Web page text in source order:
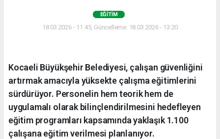
EĞITIM
18.03.2026 - 11:45, Güncelleme: 18.03.2026 - 13:20
Kocaeli Büyükşehir Belediyesi, çalışan güvenliğini
artırmak amacıyla yüksekte çalışma eğitimlerini
sürdürüyor. Personelin hem teorik hem de
uygulamalı olarak bilinçlendirilmesini hedefleyen
eğitim programları kapsamında yaklaşık 1.100
çalışana eğitim verilmesi planlanıyor.